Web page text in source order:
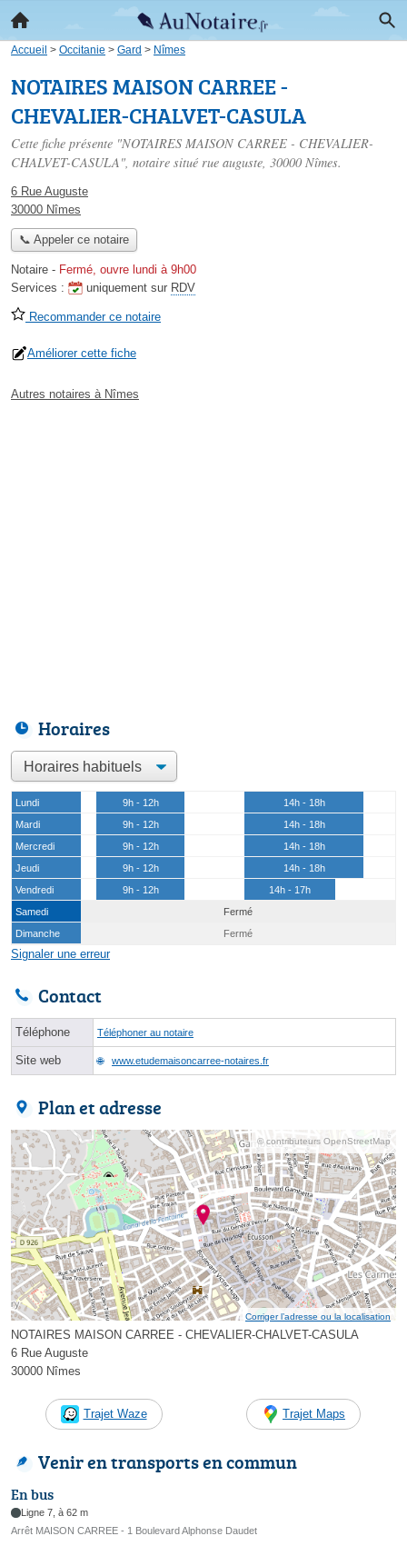
Accueil > Occitanie > Gard > Nîmes
NOTAIRES MAISON CARREE -
CHEVALIER-CHALVET-CASULA
Cette fiche présente "NOTAIRES MAISON CARREE - CHEVALIER-
CHALVET-CASULA", notaire situé rue auguste, 30000 Nîmes.
6 Rue Auguste
30000 Nîmes
📞 Appeler ce notaire
Notaire - Fermé, ouvre lundi à 9h00
Services :
uniquement sur RDV
Recommander ce notaire
Améliorer cette fiche
Autres notaires à Nîmes
Horaires
Lundi 9h - 12h
14h - 18h
Mardi
9h - 12h
14h - 18h
Mercredi
9h - 12h
14h - 18h
Jeudi
9h - 12h
14h - 18h
Vendredi
9h - 12h
14h - 17h
Samedi
Fermé
Dimanche
Fermé
Signaler une erreur
Contact
Téléphone Téléphoner au notaire
Site web www.etudemaisoncarree-notaires.fr
Plan et adresse
© contributeurs OpenStreetMap
Corriger l’adresse ou la localisation
NOTAIRES MAISON CARREE - CHEVALIER-CHALVET-CASULA
6 Rue Auguste
30000 Nîmes
Trajet Waze Trajet Maps
Venir en transports en commun
En bus
Ligne 7, à 62 m
Arrêt MAISON CARREE - 1 Boulevard Alphonse Daudet